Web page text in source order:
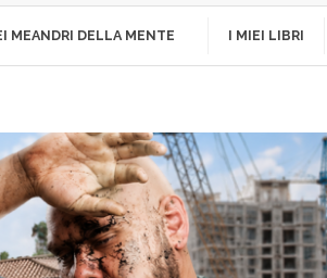
MEANDRI DELLA MENTE I MIEI LIBRI